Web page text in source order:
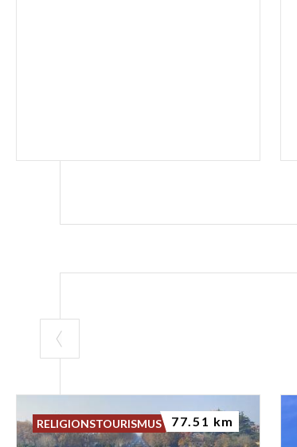
RELIGIONSTOURISMUS 77.51 km